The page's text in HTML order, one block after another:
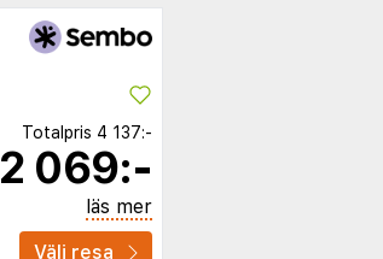
Totalpris 4 137:-
2 069:-
läs mer
Välj resa